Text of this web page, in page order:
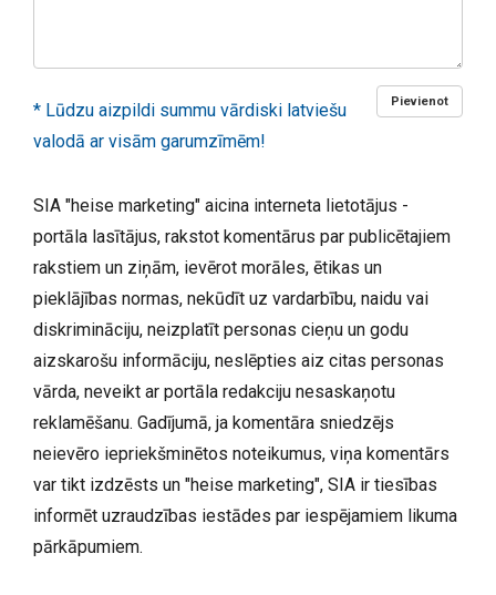
Pievienot
* Lūdzu aizpildi summu vārdiski latviešu
valodā ar visām garumzīmēm!
SIA "heise marketing" aicina interneta lietotājus -
portāla lasītājus, rakstot komentārus par publicētajiem
rakstiem un ziņām, ievērot morāles, ētikas un
pieklājības normas, nekūdīt uz vardarbību, naidu vai
diskrimināciju, neizplatīt personas cieņu un godu
aizskarošu informāciju, neslēpties aiz citas personas
vārda, neveikt ar portāla redakciju nesaskaņotu
reklamēšanu. Gadījumā, ja komentāra sniedzējs
neievēro iepriekšminētos noteikumus, viņa komentārs
var tikt izdzēsts un "heise marketing", SIA ir tiesības
informēt uzraudzības iestādes par iespējamiem likuma
pārkāpumiem.